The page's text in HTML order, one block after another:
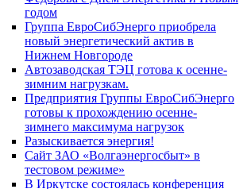
годом
Группа ЕвроСибЭнерго приобрела
новый энергетический актив в
Нижнем Новгороде
Автозаводская ТЭЦ готова к осенне-
зимним нагрузкам.
Предприятия Группы ЕвроСибЭнерго
готовы к прохождению осенне-
зимнего максимума нагрузок
Разыскивается энергия!
Сайт ЗАО «Волгаэнергосбыт» в
тестовом режиме»
В Иркутске состоялась конференция